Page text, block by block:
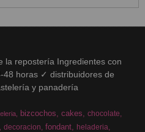
la repostería Ingredientes con
horas ✓ distribuidores de
y panadería
bizcochos cakes chocolate
decoracion fondant
heladeria